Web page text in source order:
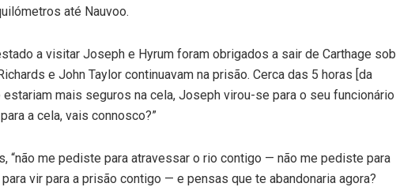
até Nauvoo.
a visitar Joseph e Hyrum foram obrigados a sair de Carthage sob
e John Taylor continuavam na prisão. Cerca das 5 horas [da
estariam mais seguros na cela, Joseph virou-se para o seu funcionário
a cela, vais connosco?”
“não me pediste para atravessar o rio contigo — não me pediste para
vir para a prisão contigo — e pensas que te abandonaria agora?